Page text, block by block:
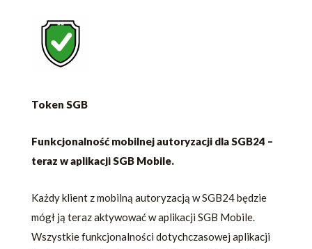
Token SGB
Funkcjonalność mobilnej autoryzacji dla SGB24 –
teraz w aplikacji SGB Mobile.
Każdy klient z mobilną autoryzacją w SGB24 będzie
mógł ją teraz aktywować w aplikacji SGB Mobile.
Wszystkie funkcjonalności dotychczasowej aplikacji